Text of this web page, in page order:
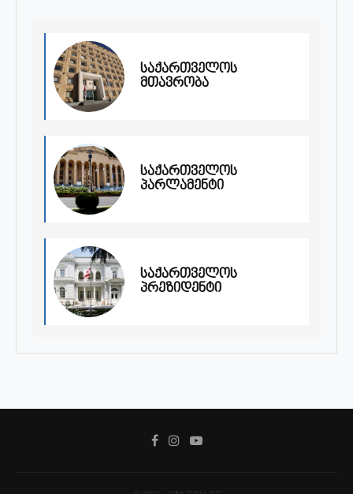
საქართველოს
მთავრობა
საქართველოს
პარლამენტი
საქართველოს
პრეზიდენტი